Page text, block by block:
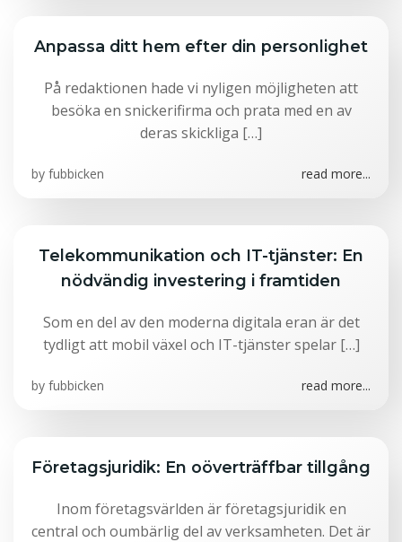
Anpassa ditt hem efter din personlighet
På redaktionen hade vi nyligen möjligheten att
besöka en snickerifirma och prata med en av
deras skickliga […]
by fubbicken read more...
Telekommunikation och IT-tjänster: En
nödvändig investering i framtiden
Som en del av den moderna digitala eran är det
tydligt att mobil växel och IT-tjänster spelar […]
by fubbicken read more...
Företagsjuridik: En oöverträffbar tillgång
Inom företagsvärlden är företagsjuridik en
central och oumbärlig del av verksamheten. Det är